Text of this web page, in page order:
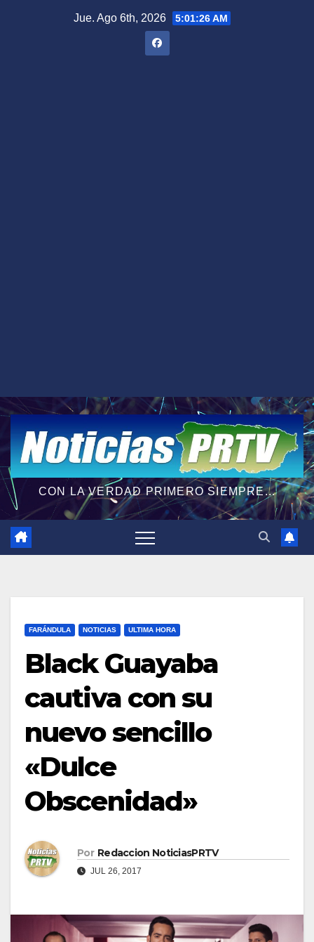
Jue. Ago 6th, 2026 5:01:27 AM
CON LA VERDAD PRIMERO SIEMPRE...
FARÁNDULA NOTICIAS ULTIMA HORA
Black Guayaba
cautiva con su
nuevo sencillo
«Dulce
Obscenidad»
Por Redaccion NoticiasPRTV
JUL 26, 2017